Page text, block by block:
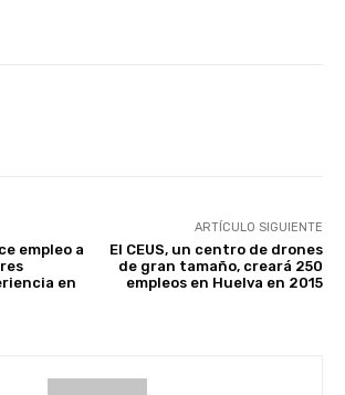
empleo a
en
ARTÍCULO SIGUIENTE
El CEUS, un centro de drones
de gran tamaño, creará 250
empleos en Huelva en 2015